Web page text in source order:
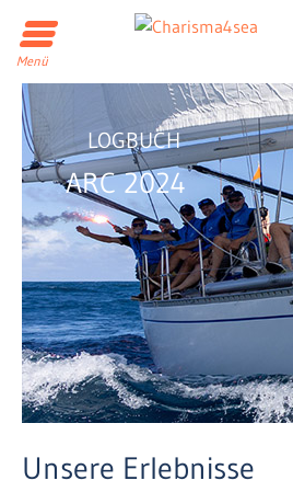
Menü
LOGBUCH
ARC 2024
Unsere Erlebnisse